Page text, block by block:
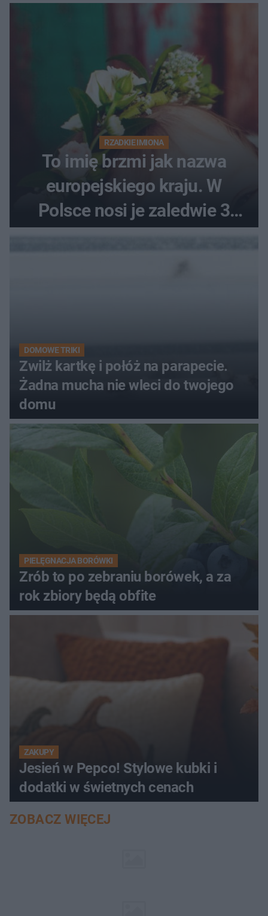
RZADKIE IMIONA
To imię brzmi jak nazwa
europejskiego kraju. W
Polsce nosi je zaledwie 3
kobiety
DOMOWE TRIKI
Zwilż kartkę i połóż na parapecie.
Żadna mucha nie wleci do twojego
domu
PIELĘGNACJA BORÓWKI
Zrób to po zebraniu borówek, a za
rok zbiory będą obfite
ZAKUPY
Jesień w Pepco! Stylowe kubki i
dodatki w świetnych cenach
ZOBACZ WIĘCEJ